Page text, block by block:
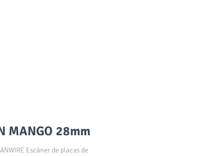
MANGO 28mm
Escáner de placas de